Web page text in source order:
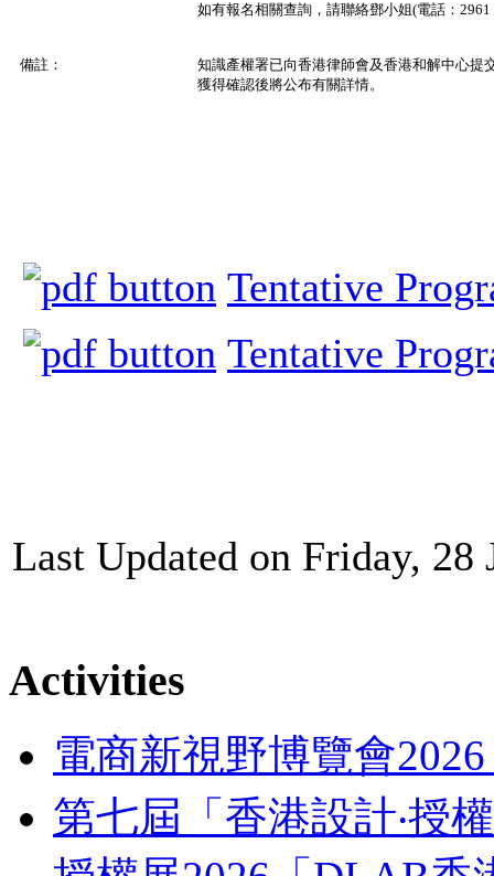
如有報名相關查詢，請聯絡鄧小姐(電話：2961
備註：
知識產權署已向香港律師會及香港和解中心提
獲得確認後將公布有關詳情。
Tentative
Tentative
Last Updated on Friday, 28
Activities
電商新視野博覽會
第七屆「香港設計‧授